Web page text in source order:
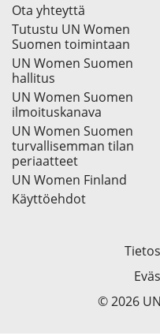
Ota yhteyttä
Tutustu UN Women
Suomen toimintaan
UN Women Suomen
hallitus
UN Women Suomen
ilmoituskanava
UN Women Suomen
turvallisemman tilan
periaatteet
UN Women Finland
Käyttöehdot
© 2026